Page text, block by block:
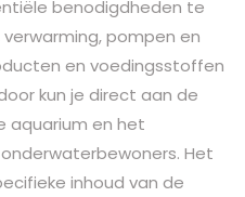
benodigdheden te
pompen en
en voedingsstoffen
kun je direct aan de
aquarium en het
Het
inhoud van de